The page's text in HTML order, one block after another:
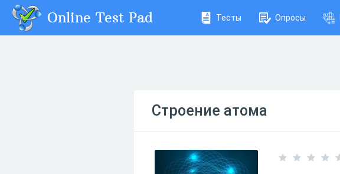
Online Test Pad Тесты Опросы
Строение атома